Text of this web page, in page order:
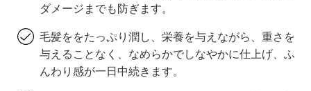
ダメージまでも防ぎます。
毛髪ををたっぷり潤し、栄養を与えながら、重さを
与えることなく、なめらかでしなやかに仕上げ、ふ
んわり感が一日中続きます。